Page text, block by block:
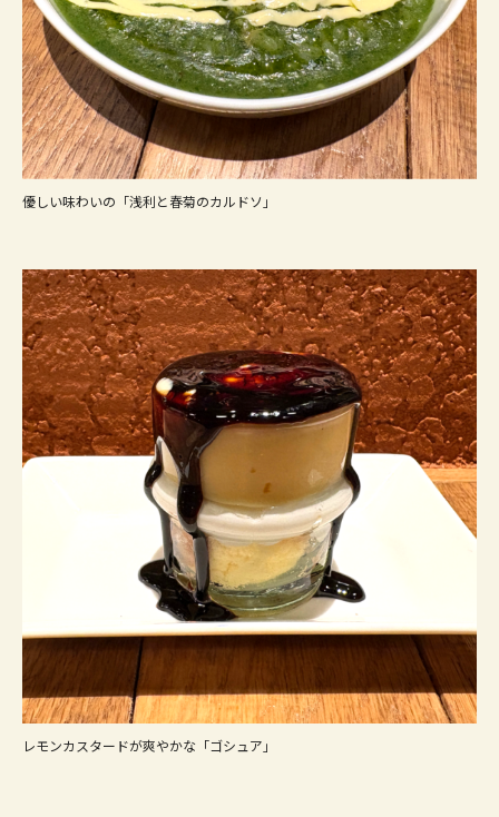
優しい味わいの「浅利と春菊のカルドソ」
レモンカスタードが爽やかな「ゴシュア」